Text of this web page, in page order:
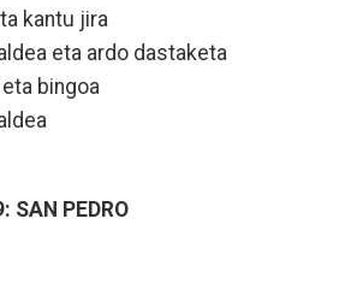
kantu jira
eta ardo dastaketa
bingoa
SAN PEDRO